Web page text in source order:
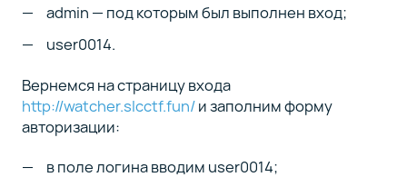
admin — под которым был выполнен вход;
user0014.
Вернемся на страницу входа
http://watcher.slcctf.fun/и заполним форму
авторизации:
в поле логина вводим user0014;